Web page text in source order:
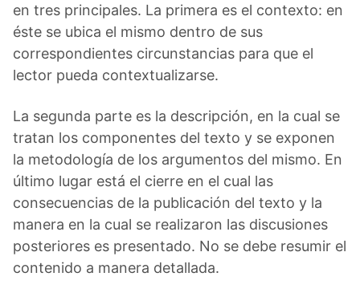
en tres principales. La primera es el contexto: en
éste se ubica el mismo dentro de sus
correspondientes circunstancias para que el
lector pueda contextualizarse.
La segunda parte es la descripción, en la cual se
tratan los componentes del texto y se exponen
la metodología de los argumentos del mismo. En
último lugar está el cierre en el cual las
consecuencias de la publicación del texto y la
manera en la cual se realizaron las discusiones
posteriores es presentado. No se debe resumir el
contenido a manera detallada.